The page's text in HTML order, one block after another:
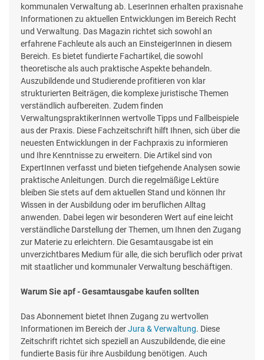
kommunalen Verwaltung ab. LeserInnen erhalten praxisnahe
Informationen zu aktuellen Entwicklungen im Bereich Recht
und Verwaltung. Das Magazin richtet sich sowohl an
erfahrene Fachleute als auch an EinsteigerInnen in diesem
Bereich. Es bietet fundierte Fachartikel, die sowohl
theoretische als auch praktische Aspekte behandeln.
Auszubildende und Studierende profitieren von klar
strukturierten Beiträgen, die komplexe juristische Themen
verständlich aufbereiten. Zudem finden
VerwaltungspraktikerInnen wertvolle Tipps und Fallbeispiele
aus der Praxis. Diese Fachzeitschrift hilft Ihnen, sich über die
neuesten Entwicklungen in der Fachpraxis zu informieren
und Ihre Kenntnisse zu erweitern. Die Artikel sind von
ExpertInnen verfasst und bieten tiefgehende Analysen sowie
praktische Anleitungen. Durch die regelmäßige Lektüre
bleiben Sie stets auf dem aktuellen Stand und können Ihr
Wissen in der Ausbildung oder im beruflichen Alltag
anwenden. Dabei legen wir besonderen Wert auf eine leicht
verständliche Darstellung der Themen, um Ihnen den Zugang
zur Materie zu erleichtern. Die Gesamtausgabe ist ein
unverzichtbares Medium für alle, die sich beruflich oder privat
mit staatlicher und kommunaler Verwaltung beschäftigen.
Warum Sie apf - Gesamtausgabe kaufen sollten
Das Abonnement bietet Ihnen Zugang zu wertvollen
Informationen im Bereich derJura & Verwaltung. Diese
Zeitschrift richtet sich speziell an Auszubildende, die eine
fundierte Basis für ihre Ausbildung benötigen. Auch